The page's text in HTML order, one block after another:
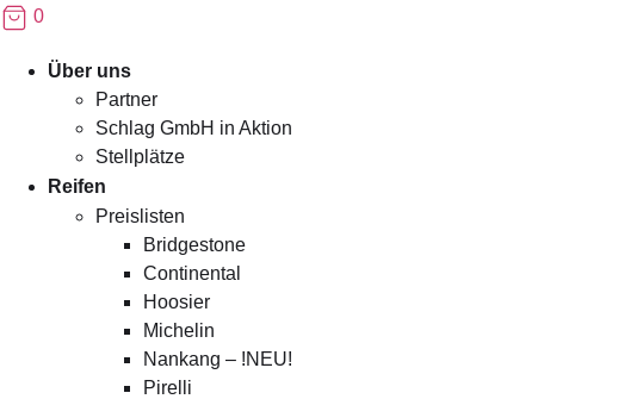
0
Menü Über uns
Partner
Schlag GmbH in Aktion
Stellplätze
Reifen
Preislisten
Bridgestone
Continental
Hoosier
Michelin
Nankang – !NEU!
Pirelli